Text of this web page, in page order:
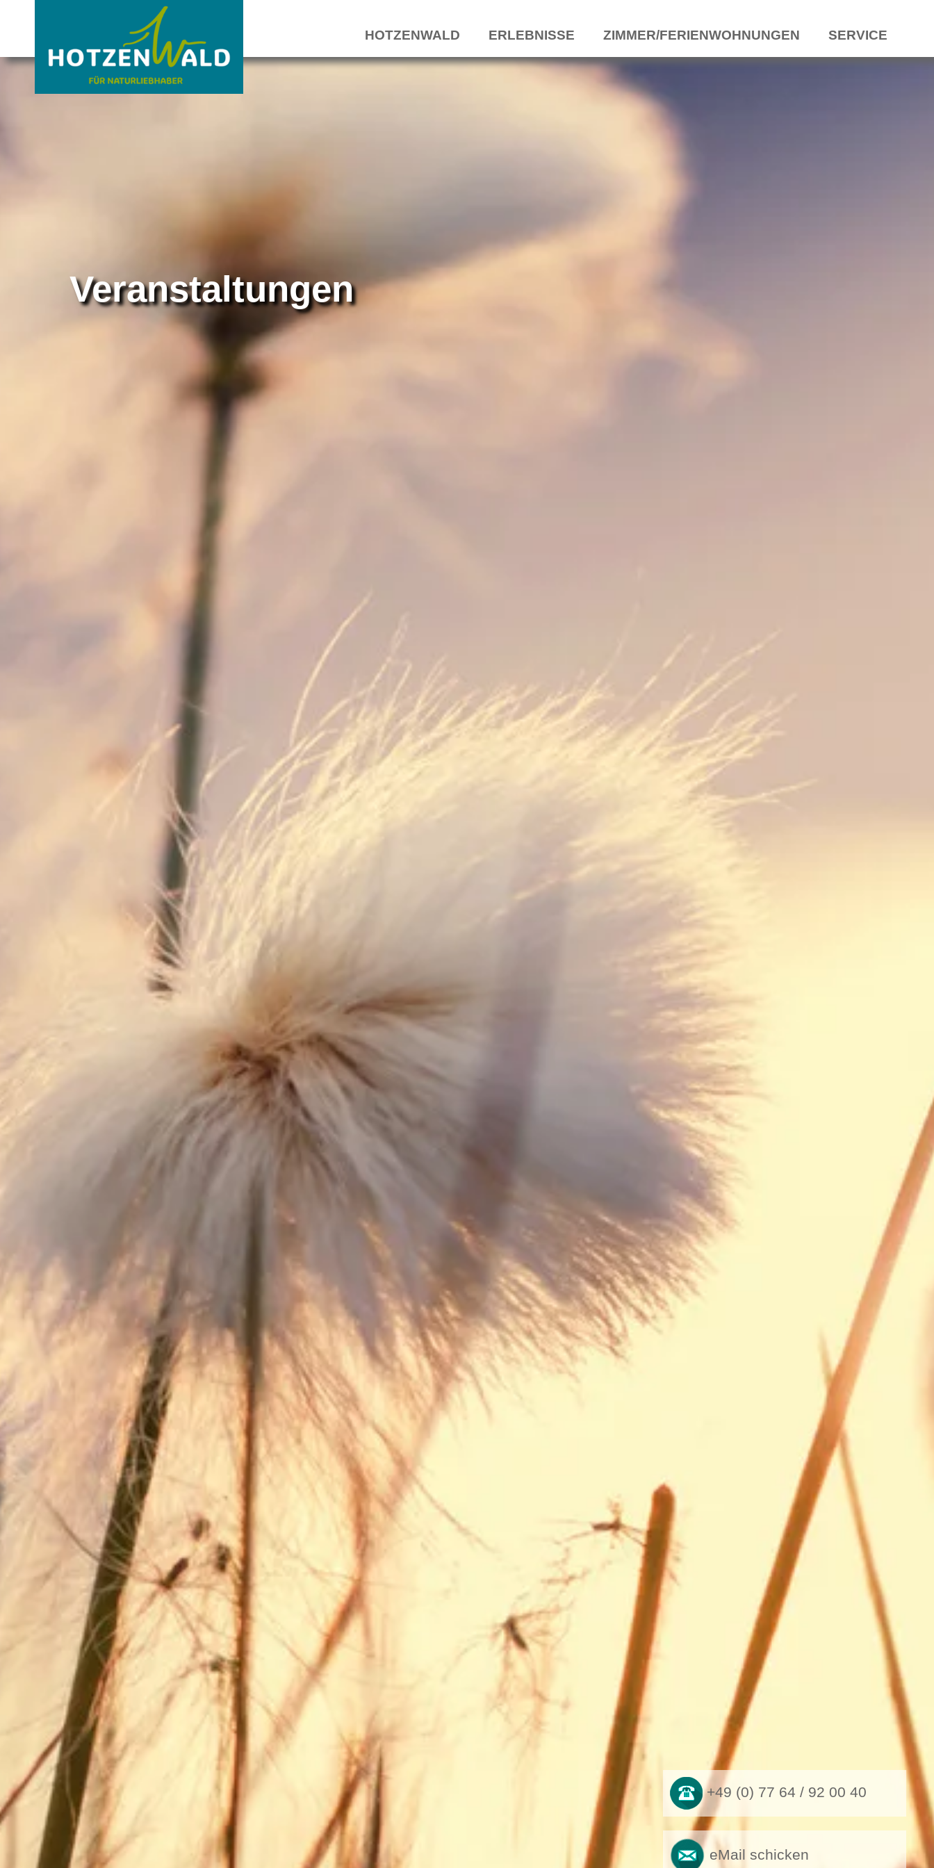
HOTZENWALD ERLEBNISSE ZIMMER/FERIENWOHNUNGEN SERVICE
+49 (0) 77 64 / 92 00 40
eMail schicken
Veranstaltungen